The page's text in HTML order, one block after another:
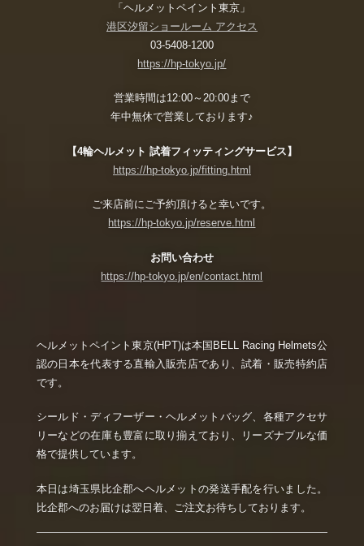
「ヘルメットペイント東京」
港区汐留ショールーム アクセス
03-5408-1200
https://hp-tokyo.jp/
営業時間は12:00～20:00まで
年中無休で営業しております♪
【4輪ヘルメット 試着フィッティングサービス】
https://hp-tokyo.jp/fitting.html
ご来店前にご予約頂けると幸いです。
https://hp-tokyo.jp/reserve.html
お問い合わせ
https://hp-tokyo.jp/en/contact.html
ヘルメットペイント東京(HPT)は本国BELL Racing Helmets公
認の日本を代表する直輸入販売店であり、試着・販売特約店
です。
シールド・ディフーザー・ヘルメットバッグ、各種アクセサ
リーなどの在庫も豊富に取り揃えており、リーズナブルな価
格で提供しています。
本日は埼玉県比企郡へヘルメットの発送手配を行いました。
比企郡へのお届けは翌日着、ご注文お待ちしております。